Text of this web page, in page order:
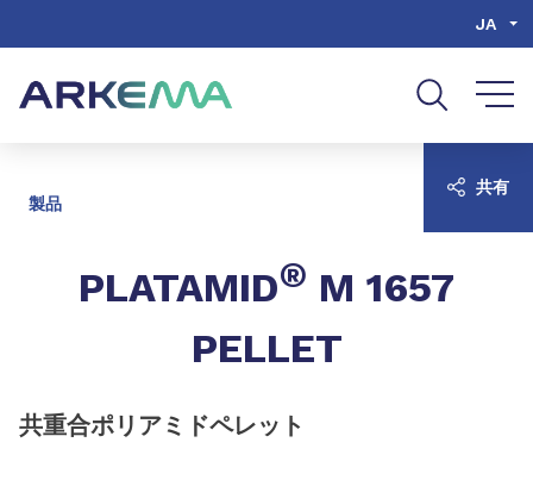
JA
製品
PLATAMID® M 1657
PELLET
共重合ポリアミドペレット
共有